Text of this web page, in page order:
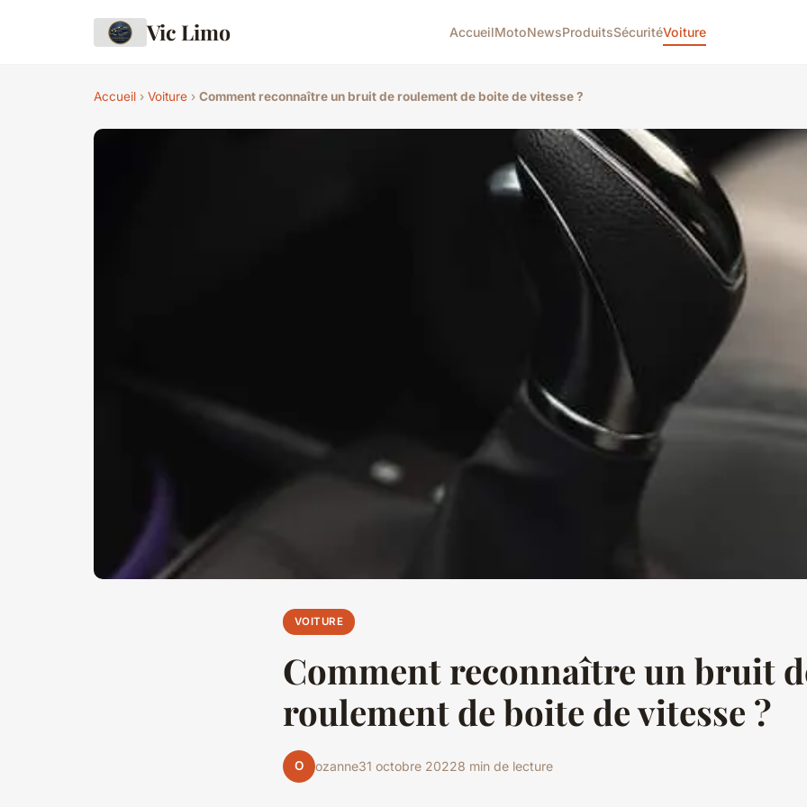
Vic Limo AccueilMotoNewsProduitsSécuritéVoiture
Accueil › Voiture › Comment reconnaître un bruit de roulement de boite de vitesse ?
VOITURE
Comment reconnaître un bruit
roulement de boite de vitesse ?
O ozanne31 octobre 20228 min de lecture